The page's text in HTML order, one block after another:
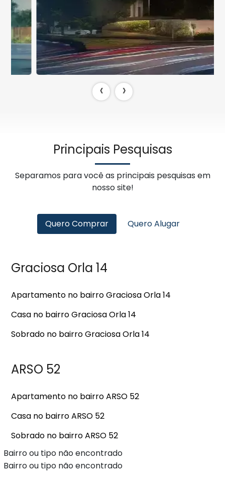
‹ ›
Principais Pesquisas
Separamos para você as principais pesquisas em
nosso site!
Quero Comprar Quero Alugar
Graciosa Orla 14
Apartamento no bairro Graciosa Orla 14
Casa no bairro Graciosa Orla 14
Sobrado no bairro Graciosa Orla 14
ARSO 52
Apartamento no bairro ARSO 52
Casa no bairro ARSO 52
Sobrado no bairro ARSO 52
Bairro ou tipo não encontrado
Bairro ou tipo não encontrado